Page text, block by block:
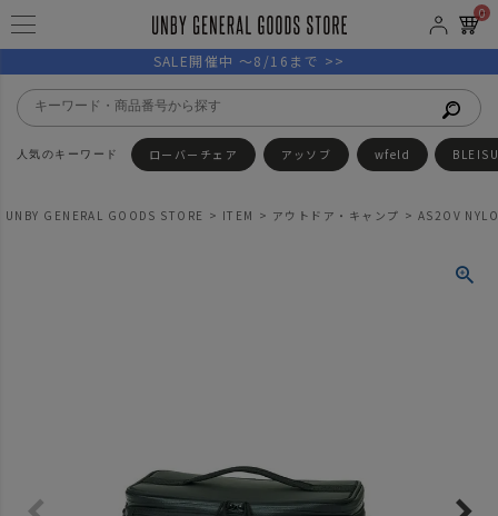
0
SALE開催中 ～8/16まで >>
ローバーチェア アッソブ wfeld
UNBY GENERAL GOODS STORE ITEM アウトドア・キャンプ AS2OV